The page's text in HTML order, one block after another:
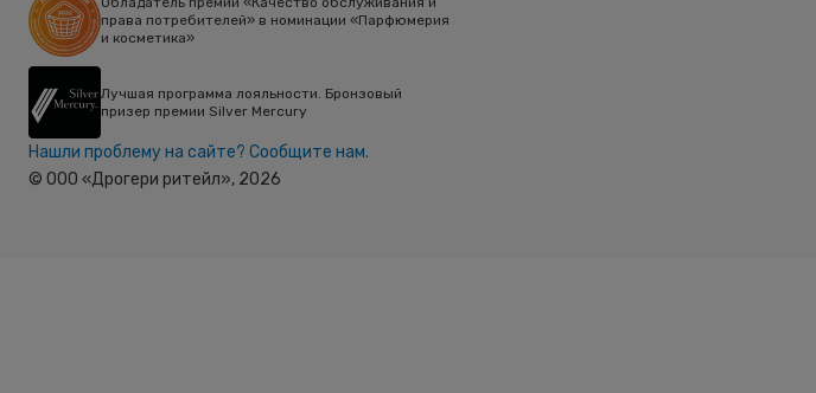
права потребителей» в номинации «Парфюмерия
и косметика»
Лучшая программа лояльности. Бронзовый
призер премии Silver Mercury
Нашли проблему на сайте? Сообщите нам.
© ООО «Дрогери ритейл», 2026